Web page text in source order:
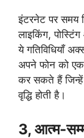
इंटरनेट पर समय
लाइकिंग,
ये गतिविधियाँ
अपने फोन को एक
कर सकते हैं जिन्हें
वृद्धि होती है।
3, आत्म-